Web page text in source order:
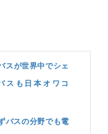
スが世界中でシェ
スも日本オワコ
バスの分野でも電